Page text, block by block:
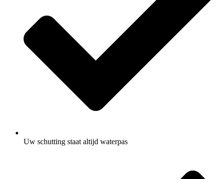
Uw schutting staat altijd waterpas